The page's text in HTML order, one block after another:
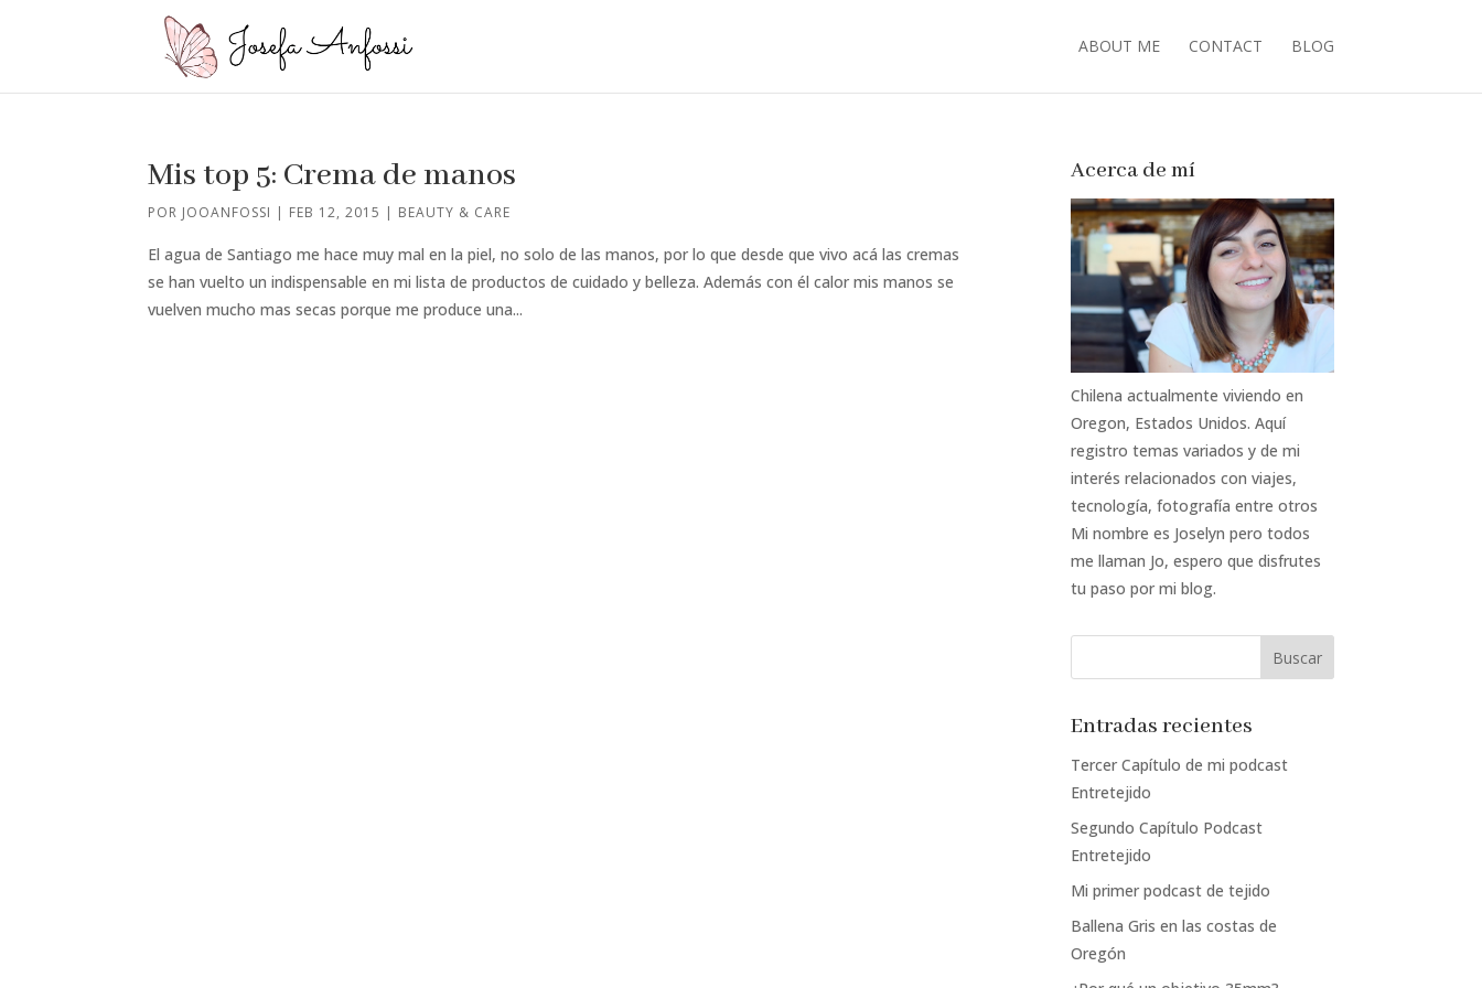
ABOUT ME CONTACT BLOG
Mis top 5: Crema de manos
POR JOOANFOSSI | FEB 12, 2015 | BEAUTY & CARE
El agua de Santiago me hace muy mal en la piel, no solo de las manos, por lo que desde que vivo acá las cremas
se han vuelto un indispensable en mi lista de productos de cuidado y belleza. Además con él calor mis manos se
vuelven mucho mas secas porque me produce una...
Acerca de mí
Chilena actualmente viviendo en
Oregon, Estados Unidos. Aquí
registro temas variados y de mi
interés relacionados con viajes,
tecnología, fotografía entre otros
Mi nombre es Joselyn pero todos
me llaman Jo, espero que disfrutes
tu paso por mi blog.
Entradas recientes
Tercer Capítulo de mi podcast
Entretejido
Segundo Capítulo Podcast
Entretejido
Mi primer podcast de tejido
Ballena Gris en las costas de
Oregón